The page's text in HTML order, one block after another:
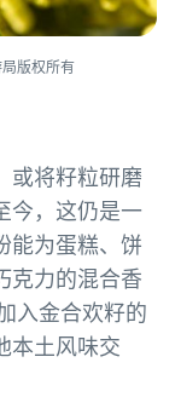
版权所有
或将籽粒研磨
今，这仍是一
能为蛋糕、饼
克力的混合香
入金合欢籽的
土风味交